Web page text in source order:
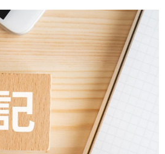
Powered by